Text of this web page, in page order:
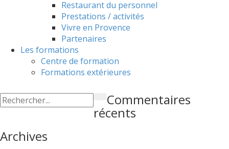
Restaurant du personnel
Prestations / activités
Vivre en Provence
Partenaires
Les formations
Centre de formation
Formations extérieures
Commentaires
récents
Archives